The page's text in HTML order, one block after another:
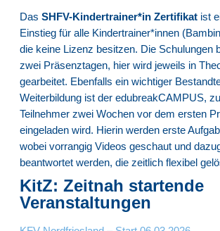
Das SHFV-Kindertrainer*in Zertifikatist
Einstieg für alle Kindertrainer*innen
die keine Lizenz besitzen. Die Schulungen
zwei Präsenztagen, hier wird jeweils in
gearbeitet. Ebenfalls ein wichtiger
Weiterbildung ist der edubreakCAMPUS,
Teilnehmer zwei Wochen vor dem ersten
eingeladen wird. Hierin werden erste
wobei vorrangig Videos geschaut und
beantwortet werden, die zeitlich flexibel
KitZ: Zeitnah startende
Veranstaltungen